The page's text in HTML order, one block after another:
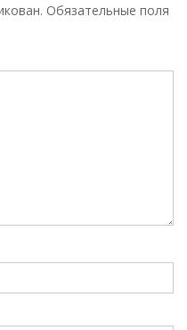
Обязательные поля